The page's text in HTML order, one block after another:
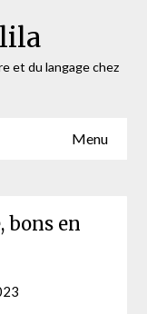
et du langage chez
Menu
bons en